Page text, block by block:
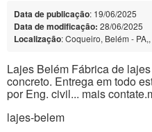
Data de publicação: 19/06/2025
Data de modificação: 28/06/2025
Localização: Coqueiro, Belém -
Lajes Belém Fábrica de
concreto. Entrega em todo
por Eng. civil... mais
lajes-belem